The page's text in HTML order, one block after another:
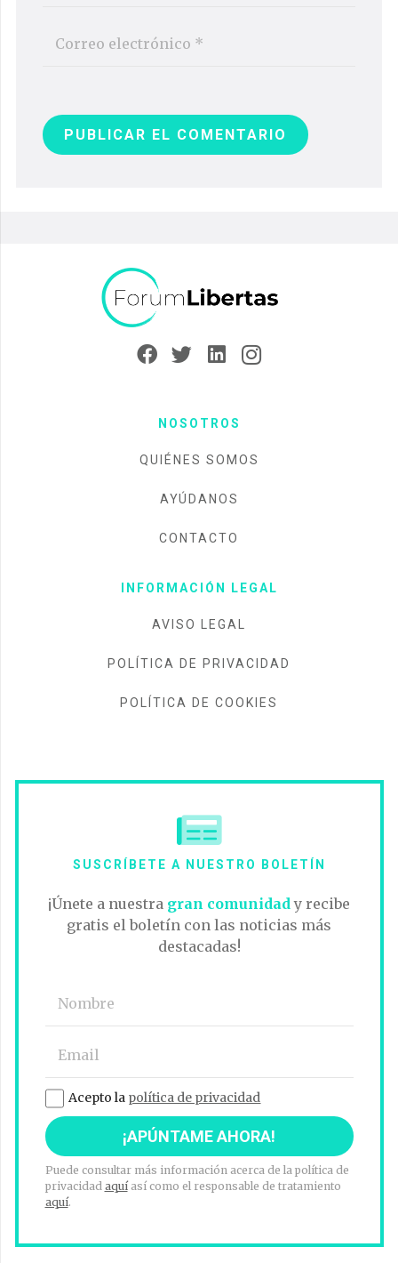
PUBLICAR EL COMENTARIO
NOSOTROS
QUIÉNES SOMOS
AYÚDANOS
CONTACTO
INFORMACIÓN LEGAL
AVISO LEGAL
POLÍTICA DE PRIVACIDAD
POLÍTICA DE COOKIES
SUSCRÍBETE A NUESTRO BOLETÍN
¡Únete a nuestra gran comunidady recibe
gratis el boletín con las noticias más
destacadas!
Acepto la política de privacidad
Puede consultar más información acerca de la política de
privacidad aquíasí como el responsable de tratamiento
aquí.